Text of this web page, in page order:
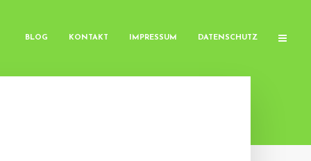
BLOG KONTAKT IMPRESSUM DATENSCHUTZ